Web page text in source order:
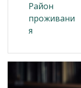
Район
проживани
я